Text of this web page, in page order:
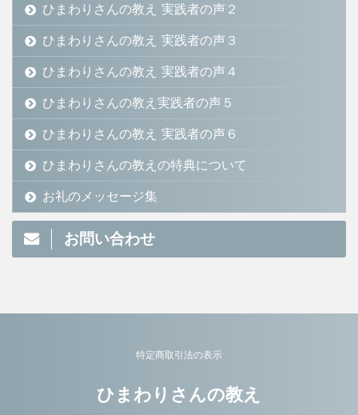
ひまわりさんの教え 実践者の声２
ひまわりさんの教え 実践者の声３
ひまわりさんの教え 実践者の声４
ひまわりさんの教え実践者の声５
ひまわりさんの教え 実践者の声６
ひまわりさんの教えの特典について
お礼のメッセージ集
お問い合わせ
特定商取引法の表示
ひまわりさんの教え